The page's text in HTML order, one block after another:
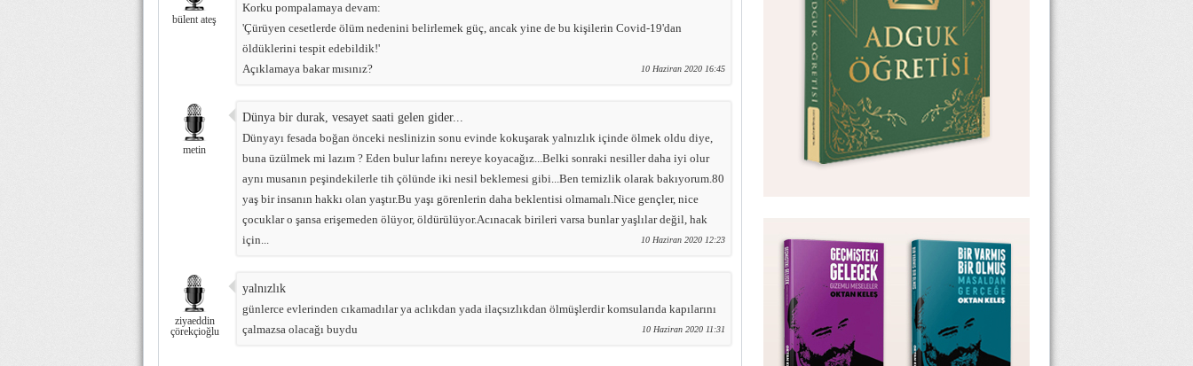
bülent ateş
Korku pompalamaya devam:
'Çürüyen cesetlerde ölüm nedenini belirlemek güç, ancak yine de bu kişilerin Covid-19'dan
öldüklerini tespit edebildik!'
Açıklamaya bakar mısınız?
10 Haziran 2020 16:45
metin
Dünya bir durak, vesayet saati gelen gider...
Dünyayı fesada boğan önceki neslinizin sonu evinde kokuşarak yalnızlık içinde ölmek oldu diye,
buna üzülmek mi lazım ? Eden bulur lafını nereye koyacağız...Belki sonraki nesiller daha iyi olur
aynı musanın peşindekilerle tih çölünde iki nesil beklemesi gibi...Ben temizlik olarak bakıyorum.80
yaş bir insanın hakkı olan yaştır.Bu yaşı görenlerin daha beklentisi olmamalı.Nice gençler, nice
çocuklar o şansa erişemeden ölüyor, öldürülüyor.Acınacak birileri varsa bunlar yaşlılar değil, hak
için...
10 Haziran 2020 12:23
ziyaeddin
çörekçioğlu
yalnızlık
günlerce evlerinden cıkamadılar ya aclıkdan yada ilaçsızlıkdan ölmüşlerdir komsularıda kapılarını
çalmazsa olacağı buydu
10 Haziran 2020 11:31